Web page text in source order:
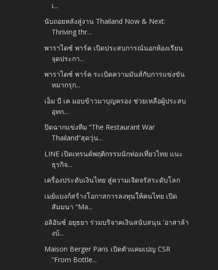
เ...
นับถอยหลังสู่งาน Thailand Now & Next:
Thriving thr...
พาราไดซ์ พาร์ค เปิดประสบการณ์นอกห้องเรียน
จุดประกา...
พาราไดซ์ พาร์ค ระเบิดความมันส์กับการแข่งขัน
หมากรุก...
เอ็ม บี เค มอบข้าวมาบุญครอง ช่วยเหลือผู้ประสบ
อุทก...
ปิดฉากแข่งทีม “The Restaurant War
Thailand”สุดวุ่น...
LINE เปิดเทรนด์พฤติกรรมนักท่องเที่ยวไทย แนะ
ธุรกิจ...
เครื่องประดับเงินไทย สู่ความเจิดจรัสระดับโลก
เมย์แบงก์สร้างโอกาสการลงทุนให้คนไทย เปิด
สัมมนา “Ma...
อลิอันซ์ อยุธยา ร่วมบริจาคเงินสนับสนุน 'อาสาล้า
งบ้...
Maison Berger Paris เปิดตัวแคมเปญ CSR
“From Bottle...